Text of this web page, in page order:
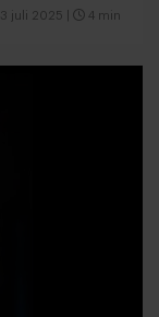
3 juli 2025 4 min